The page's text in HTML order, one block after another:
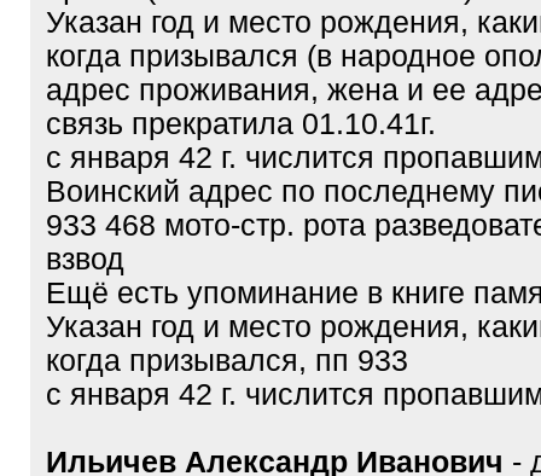
Указан год и место рождения,
когда призывался (в народное
адрес проживания, жена и ее
связь прекратила 01.10.41г.
с января 42 г. числится
Воинский адрес по последнему
933 468 мото-стр. рота
взвод
Ещё есть упоминание в книге
Указан год и место рождения,
когда призывался, пп 933
с января 42 г. числится
Ильичев Александр Иванович -